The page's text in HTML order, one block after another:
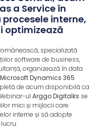
a Service în
interne,
optimizează
specializată
software de business,
organizează în data
Microsoft Dynamics 365
de acum disponibilă ca
ulArggo Digitalks se
mici și mijlocii care
interne și să adopte